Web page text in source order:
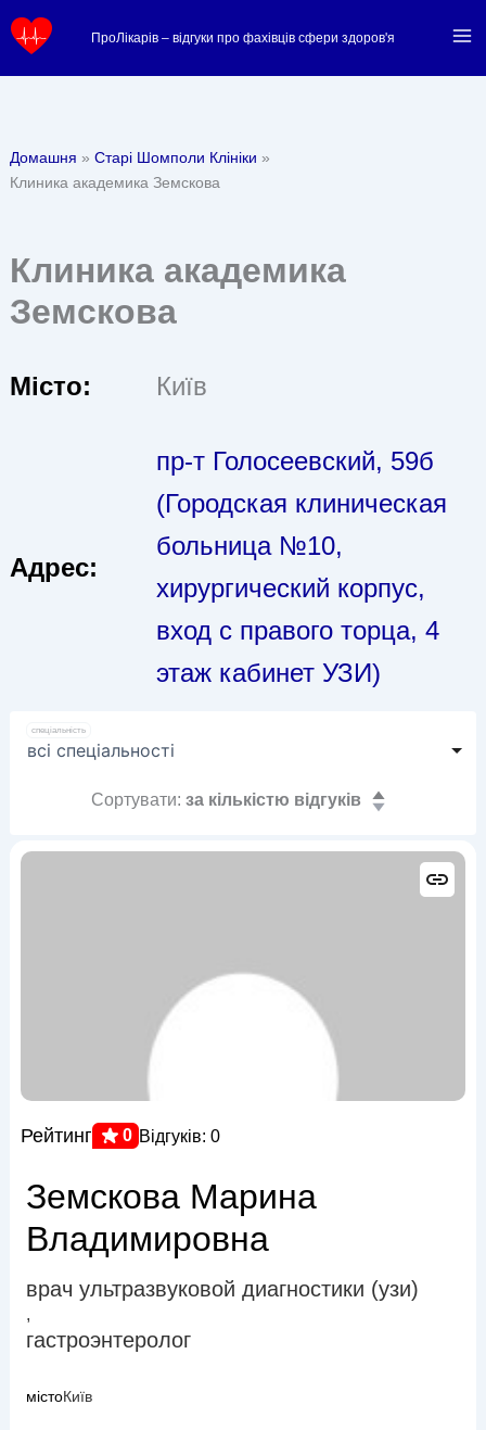
до
ПроЛікарів – відгуки про фахівців сфери здоров'я
Домашня
Старі Шомполи Клініки
Клиника академика Земскова
Клиника академика
Земскова
Місто: Київ
Адрес:
пр-т Голосеевский, 59б
(Городская клиническая
больница №10,
хирургический корпус,
вход с правого торца, 4
этаж кабинет УЗИ)
спеціальність
Сортувати: за кількістю відгуків
Рейтинг 0 Відгуків: 0
Земскова Марина
Владимировна
врач ультразвуковой диагностики (узи)
,
гастроэнтеролог
містоКиїв